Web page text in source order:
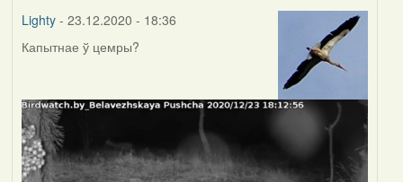
Lighty- 23.12.2020 - 18:36
Капытнае ў цемры?